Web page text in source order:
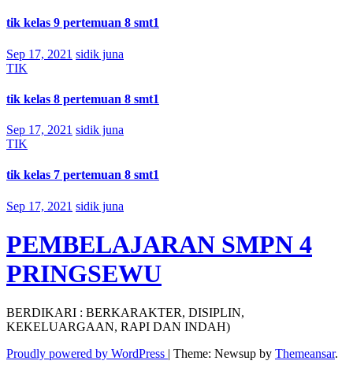
tik kelas 9 pertemuan 8 smt1
Sep 17, 2021 sidik juna
TIK
tik kelas 8 pertemuan 8 smt1
Sep 17, 2021 sidik juna
TIK
tik kelas 7 pertemuan 8 smt1
Sep 17, 2021 sidik juna
PEMBELAJARAN SMPN 4
PRINGSEWU
BERDIKARI : BERKARAKTER, DISIPLIN,
KEKELUARGAAN, RAPI DAN INDAH)
Proudly powered by WordPress | Theme: Newsup by Themeansar.